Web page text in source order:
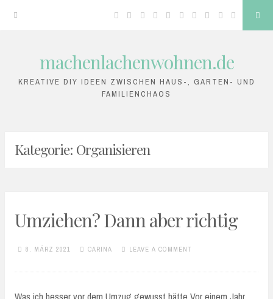
FacebookTwitterGoogleLinkedinInstagram
YouTubePinterestTumblr
VK
machenlachenwohnen.de
KREATIVE DIY IDEEN ZWISCHEN HAUS-, GARTEN- UND
FAMILIENCHAOS
Kategorie: Organisieren
Umziehen? Dann aber richtig
8. MÄRZ 2021 CARINA LEAVE A COMMENT